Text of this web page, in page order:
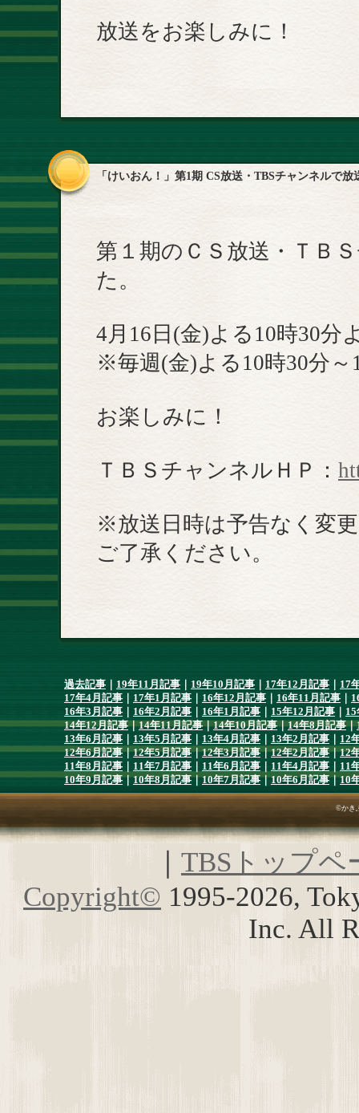
放送をお楽しみに！
「けいおん！」第1期 CS放送・TBSチャンネルで放
第１期のＣＳ放送・ＴＢ
た。
4月16日(金)よる10時30分
※毎週(金)よる10時30分～
お楽しみに！
ＴＢＳチャンネルＨＰ：
※放送日時は予告なく変
ご了承ください。
過去記事 19年11月記事 19年10月記事 17年12月記事
17
17年4月記事
17年1月記事 16年12月記事 16年11月記事
16年3月記事
16年2月記事 16年1月記事 15年12月記事
14年12月記事｜14年11月記事｜14年10月記事｜14年8月記事｜
13年6月記事
13年5月記事 13年4月記事 13年2月記事
12
12年6月記事｜12年5月記事｜12年3月記事｜12年2月記事｜12
11年8月記事
11年7月記事 11年6月記事 11年4月記事
11
10年9月記事｜10年8月記事｜10年7月記事｜10年6月記事｜10
©かき
TBSトップペ
Copyright© 1995-2026,
Inc. All